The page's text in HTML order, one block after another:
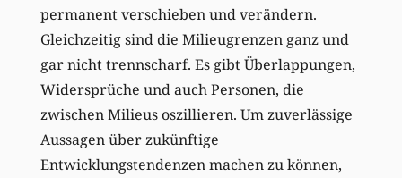
permanent verschieben und verändern.
Gleichzeitig sind die Milieugrenzen ganz und
gar nicht trennscharf. Es gibt Überlappungen,
Widersprüche und auch Personen, die
zwischen Milieus oszillieren. Um zuverlässige
Aussagen über zukünftige
Entwicklungstendenzen machen zu können,